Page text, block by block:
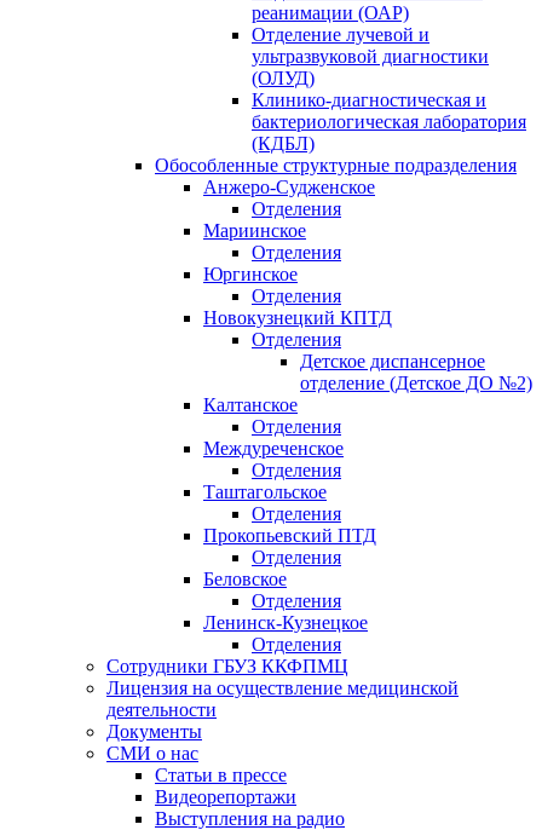
реанимации (ОАР)
Отделение лучевой и
ультразвуковой диагностики
(ОЛУД)
Клинико-диагностическая и
бактериологическая лаборатория
(КДБЛ)
Обособленные структурные подразделения
Анжеро-Судженское
Отделения
Мариинское
Отделения
Юргинское
Отделения
Новокузнецкий КПТД
Отделения
Детское диспансерное
отделение (Детское ДО №2)
Калтанское
Отделения
Междуреченское
Отделения
Таштагольское
Отделения
Прокопьевский ПТД
Отделения
Беловское
Отделения
Ленинск-Кузнецкое
Отделения
Сотрудники ГБУЗ ККФПМЦ
Лицензия на осуществление медицинской
деятельности
Документы
СМИ о нас
Статьи в прессе
Видеорепортажи
Выступления на радио